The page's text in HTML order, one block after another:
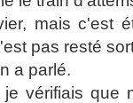
mais c'est
pas resté
a parlé.
vérifiais que